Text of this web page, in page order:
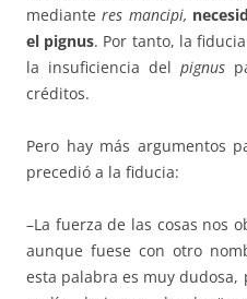
medianteres mancipi,
el pignus. Por tanto, la
la insuficiencia del pignus
créditos.
Pero hay más argumentos
precedió a la fiducia:
–La fuerza de las cosas nos
aunque fuese con otro
esta palabra es muy